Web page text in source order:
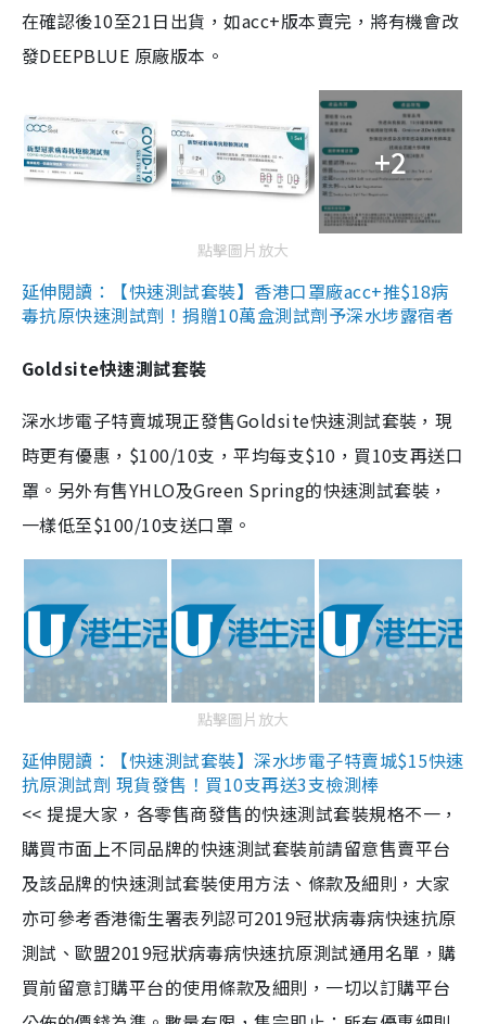
在確認後10至21日出貨，如acc+版本賣完，將有機會改
發DEEPBLUE 原廠版本。
+2
點擊圖片放大
延伸閱讀：【快速測試套裝】香港口罩廠acc+推$18病
毒抗原快速測試劑！捐贈10萬盒測試劑予深水埗露宿者
Goldsite快速測試套裝
深水埗電子特賣城現正發售Goldsite快速測試套裝，現
時更有優惠，$100/10支，平均每支$10，買10支再送口
罩。另外有售YHLO及Green Spring的快速測試套裝，
一樣低至$100/10支送口罩。
點擊圖片放大
延伸閱讀：【快速測試套裝】深水埗電子特賣城$15快速
抗原測試劑 現貨發售！買10支再送3支檢測棒
<< 提提大家，各零售商發售的快速測試套裝規格不一，
購買市面上不同品牌的快速測試套裝前請留意售賣平台
及該品牌的快速測試套裝使用方法、條款及細則，大家
亦可參考香港衞生署表列認可2019冠狀病毒病快速抗原
測試、歐盟2019冠狀病毒病快速抗原測試通用名單，購
買前留意訂購平台的使用條款及細則，一切以訂購平台